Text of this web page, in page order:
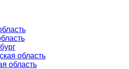
область
область